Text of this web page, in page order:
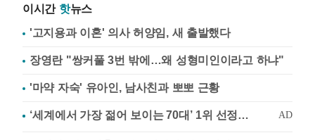
이시간 핫뉴스
'고지용과 이혼' 의사 허양임, 새 출발했다
장영란 "쌍커풀 3번 밖에…왜 성형미인이라고 하냐"
'마약 자숙' 유아인, 남사친과 뽀뽀 근황